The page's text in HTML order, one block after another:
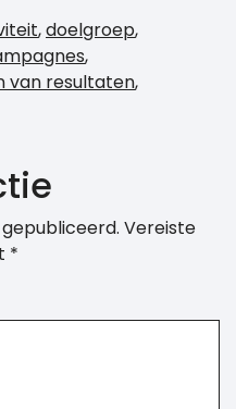
,doelgroep,
,
van resultaten,
Vereiste
*